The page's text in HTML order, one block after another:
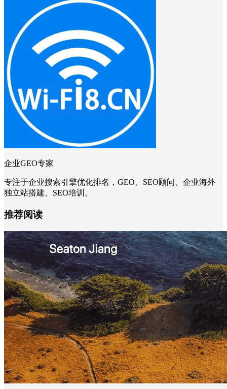
企业GEO专家
专注于企业搜索引擎优化排名，GEO、SEO顾问、企业海外
独立站搭建、SEO培训。
推荐阅读